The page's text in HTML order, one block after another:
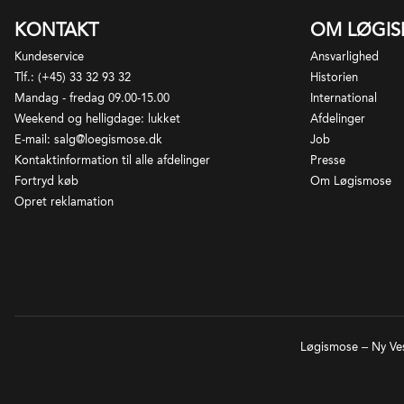
KONTAKT
Kundeservice
Tlf.: (+45) 33 32 93 32
Mandag - fredag 09.00-15.00
Weekend og helligdage: lukket
E-mail: salg@loegismose.dk
Kontaktinformation til alle afdelinger
Fortryd køb
Opret reklamation
OM
Ansvarlighed
Historien
International
Afdelinger
Job
Presse
Om Løgismose
Løgismose – Ny